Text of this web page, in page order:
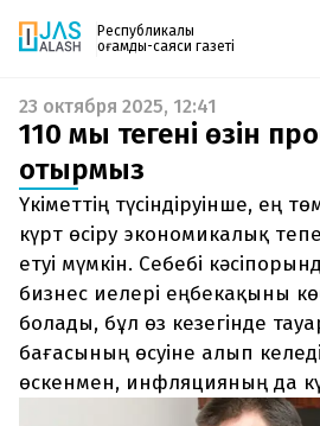
Республикалық
қоғамдық-саяси газеті
Жаңалықтар
Спорт
Live
Руханият
Аймақ
Архив
Заң және тәртіп
Редакциямен байланыс
+7 708 604 51 06
Жарнама бөлімі
+7 701 220 64 52
Пошта
zhasalash100@gmail.com
Газетке жазылу
PDF форматтағы газетті ай сайын
поштаңызға алып отырыңыз.
шыққан сәтте сізге бірден
енгізіңіз, біз қалғанын өзіміз
23 октября 2025, 12:41
110 мың теңгенің өзін
отырмыз
Үкіметтің түсіндіруінше, ең
күрт өсіру экономикалық
етуі мүмкін. Себебі
бизнес иелері еңбекақыны
болады, бұл өз кезегінде
бағасының өсуіне алып
өскенмен, инфляцияның да